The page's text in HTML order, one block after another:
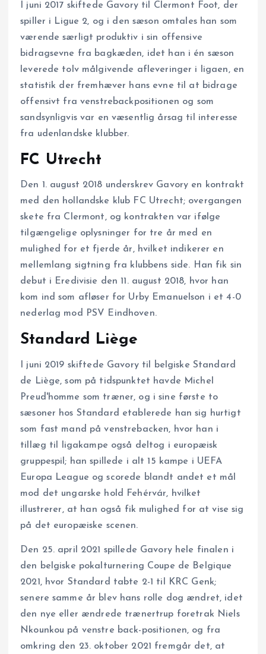
I juni 2017 skiftede Gavory til Clermont Foot, der
spiller i Ligue 2, og i den sæson omtales han som
værende særligt produktiv i sin offensive
bidragsevne fra bagkæden, idet han i én sæson
leverede tolv målgivende afleveringer i ligaen, en
statistik der fremhæver hans evne til at bidrage
offensivt fra venstrebackpositionen og som
sandsynligvis var en væsentlig årsag til interesse
fra udenlandske klubber.
FC Utrecht
Den 1. august 2018 underskrev Gavory en kontrakt
med den hollandske klub FC Utrecht; overgangen
skete fra Clermont, og kontrakten var ifølge
tilgængelige oplysninger for tre år med en
mulighed for et fjerde år, hvilket indikerer en
mellemlang sigtning fra klubbens side. Han fik sin
debut i Eredivisie den 11. august 2018, hvor han
kom ind som afløser for Urby Emanuelson i et 4-0
nederlag mod PSV Eindhoven.
Standard Liège
I juni 2019 skiftede Gavory til belgiske Standard
de Liège, som på tidspunktet havde Michel
Preud'homme som træner, og i sine første to
sæsoner hos Standard etablerede han sig hurtigt
som fast mand på venstrebacken, hvor han i
tillæg til ligakampe også deltog i europæisk
gruppespil; han spillede i alt 15 kampe i UEFA
Europa League og scorede blandt andet et mål
mod det ungarske hold Fehérvár, hvilket
illustrerer, at han også fik mulighed for at vise sig
på det europæiske scenen.
Den 25. april 2021 spillede Gavory hele finalen i
den belgiske pokalturnering Coupe de Belgique
2021, hvor Standard tabte 2-1 til KRC Genk;
senere samme år blev hans rolle dog ændret, idet
den nye eller ændrede trænertrup foretrak Niels
Nkounkou på venstre back-positionen, og fra
omkring den 23. oktober 2021 fremgår det, at